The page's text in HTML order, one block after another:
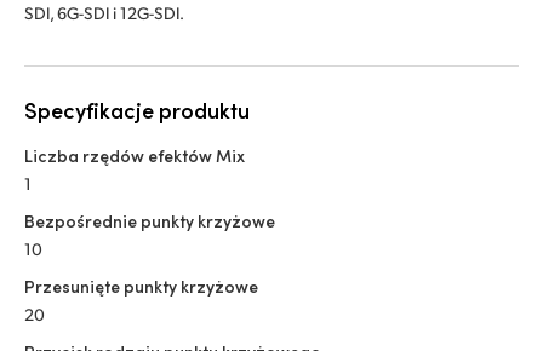
SDI, 6G-SDI i 12G-SDI.
Specyfikacje produktu
Liczba rzędów efektów Mix
1
Bezpośrednie punkty krzyżowe
10
Przesunięte punkty krzyżowe
20